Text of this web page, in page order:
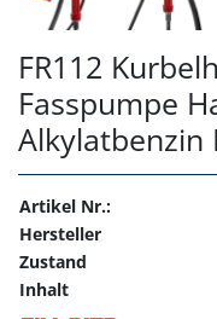
FR112
Fasspumpe
Alkylatbenzin
Artikel Nr.:
Hersteller
Zustand
Inhalt